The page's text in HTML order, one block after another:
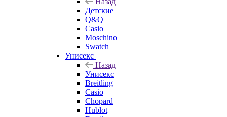
Детские
Q&Q
Casio
Moschino
Swatch
Унисекс
Назад
Унисекс
Breitling
Casio
Chopard
Hublot